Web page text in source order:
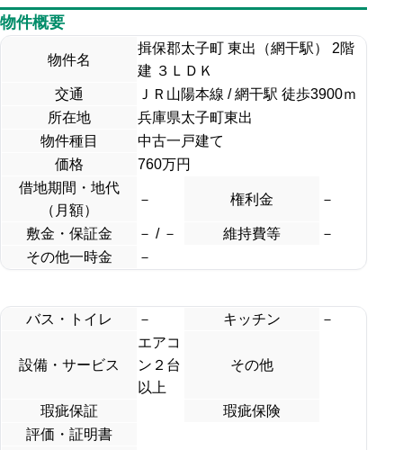
物件概要
物件名
揖保郡太子町 東出（網干駅） 2階
建 ３ＬＤＫ
交通
ＪＲ山陽本線 / 網干駅 徒歩3900ｍ
所在地
兵庫県太子町東出
物件種目
中古一戸建て
価格
760万円
借地期間・地代
（月額）
－ 権利金 －
敷金・保証金 － / － 維持費等
－
その他一時金
－
バス・トイレ － キッチン －
設備・サービス
エアコ
ン２台
以上
その他
瑕疵保証
瑕疵保険
評価・証明書